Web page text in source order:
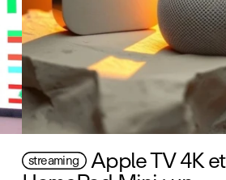
streaming Apple TV 4K et